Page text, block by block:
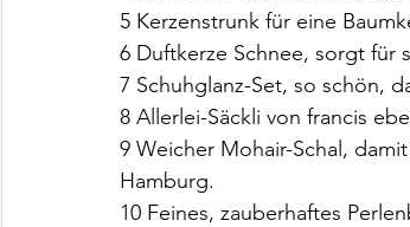
5 Kerzenstrunk für eine
6 Duftkerze Schnee, sorgt
7 Schuhglanz-Set, so schön,
8 Allerlei-Säckli von francis
9 Weicher Mohair-Schal,
Hamburg.
10 Feines, zauberhaftes